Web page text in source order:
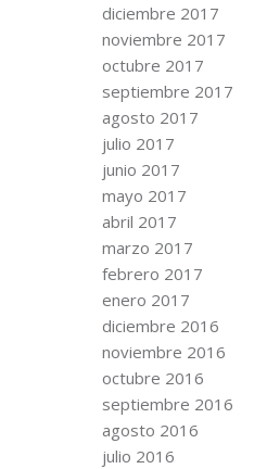
diciembre 2017
noviembre 2017
octubre 2017
septiembre 2017
agosto 2017
julio 2017
junio 2017
mayo 2017
abril 2017
marzo 2017
febrero 2017
enero 2017
diciembre 2016
noviembre 2016
octubre 2016
septiembre 2016
agosto 2016
julio 2016